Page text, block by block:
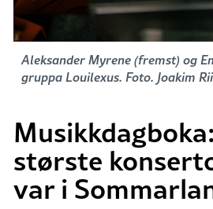
Aleksander Myrene (fremst) og
gruppa Louilexus. Foto. Joakim
største
var i